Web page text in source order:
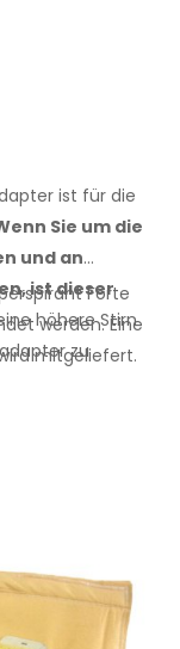
ist für die
Sie um die
und an
istdieser
höhere Stirn
zu
Forte
werden. Eine
mitgeliefert.